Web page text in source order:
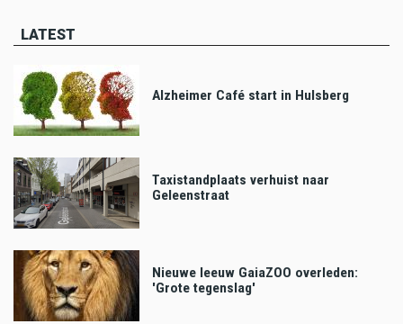
LATEST
Alzheimer Café start in Hulsberg
Taxistandplaats verhuist naar
Geleenstraat
Nieuwe leeuw GaiaZOO overleden:
'Grote tegenslag'